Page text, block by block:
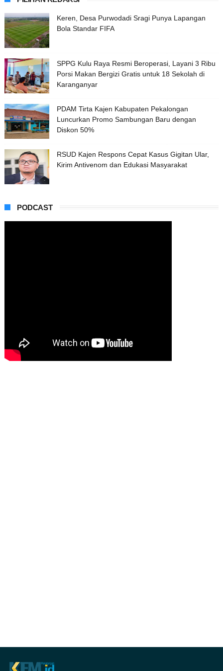
Keren, Desa Purwodadi Sragi Punya Lapangan
Bola Standar FIFA
SPPG Kulu Raya Resmi Beroperasi, Layani 3 Ribu
Porsi Makan Bergizi Gratis untuk 18 Sekolah di
Karanganyar
PDAM Tirta Kajen Kabupaten Pekalongan
Luncurkan Promo Sambungan Baru dengan
Diskon 50%
RSUD Kajen Respons Cepat Kasus Gigitan Ular,
Kirim Antivenom dan Edukasi Masyarakat
PODCAST